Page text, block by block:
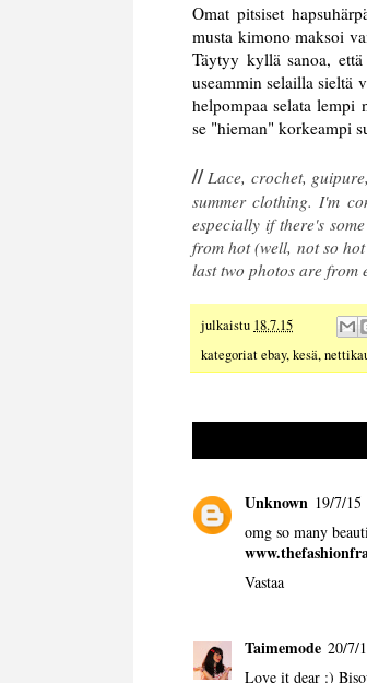
Omat pitsiset
musta kimono maksoi
Täytyy kyllä sanoa,
useammin selailla sieltä
helpompaa selata
se "hieman" korkeampi
//Lace, crochet,
summer clothing. I'm
especially if there's
from hot (well, not so
last two photos are from
julkaistu 18.7.15
kategoriatebay,kesä,
Unknown 19/7/15
omg so many
Vastaa
Taimemode 20/7/
Love it dear :)